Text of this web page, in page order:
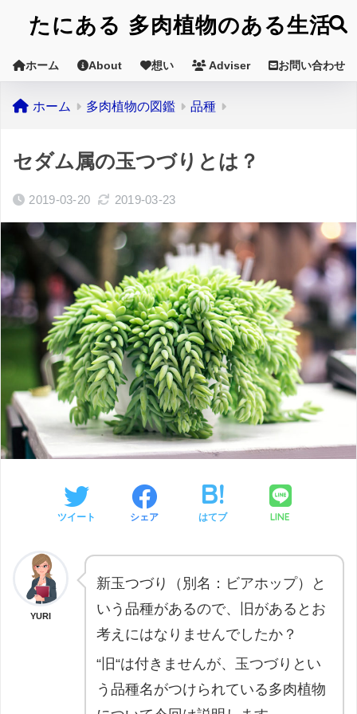
たにある 多肉植物のある生活
ホーム About 想い Adviser お問い合わせ
ホーム 多肉植物の図鑑 品種
セダム属の玉つづりとは？
2019-03-20 2019-03-23
ツイート シェア はてブ LINE
YURI
新玉つづり（別名：ビアホップ）と
いう品種があるので、旧があるとお
考えにはなりませんでしたか？
“旧“は付きませんが、玉つづりとい
う品種名がつけられている多肉植物